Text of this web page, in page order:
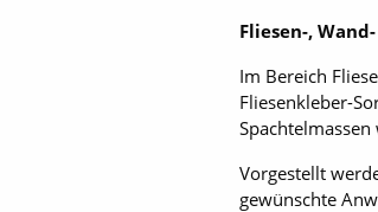
Fliesen-,
Im Bereich
Fliesenkleber-
Vorgestellt
gewünschte